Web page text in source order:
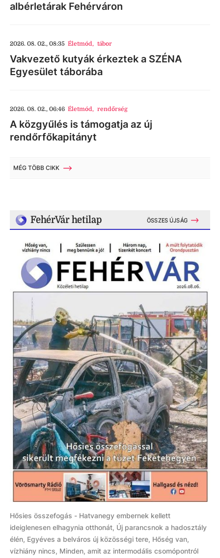
albérletárak Fehérváron
2026. 08. 02., 08:35 Életmód, tábor
Vakvezető kutyák érkeztek a SZÉNA
Egyesület táborába
2026. 08. 02., 06:46 Életmód, rendőrség
A közgyűlés is támogatja az új
rendőrfőkapitányt
MÉG TÖBB CIKK
FehérVár hetilap ÖSSZES ÚJSÁG
Hősies összefogás - Hatvanegy embernek kellett
ideiglenesen elhagynia otthonát, Új parancsnok a hadosztály
élén, Egyéves a belváros új közösségi tere, Hőség van,
vízhiány nincs, Minden, amit az intermodális csomópontról